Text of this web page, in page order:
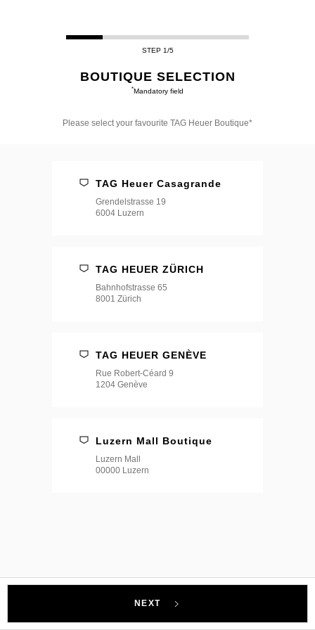
STEP 1/5
BOUTIQUE SELECTION
*Mandatory field
Please select your favourite TAG Heuer Boutique*
favourite
TAG Heuer Casagrande
Grendelstrasse 19
6004 Luzern
TAG HEUER ZÜRICH
Bahnhofstrasse 65
8001 Zürich
TAG HEUER GENÈVE
Rue Robert-Céard 9
1204 Genève
Luzern Mall Boutique
Luzern Mall
00000 Luzern
NEXT